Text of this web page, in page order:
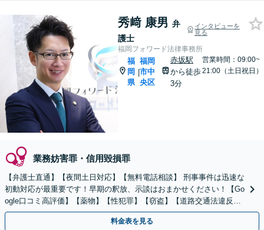
秀﨑 康男 弁
護士
インタビューを
見る
福岡フォワード法律事務所
福
岡
県
|
福岡
市中
央区
赤坂駅
から徒歩
3分
営業時間：09:00~
21:00（土日祝日）
業務妨害罪・信用毀損罪
【弁護士直通】【夜間土日対応】【無料電話相談】 刑事事件は迅速な
初動対応が最重要です！早期の釈放、示談はおまかせください！【Go
ogle口コミ高評価】【薬物】【性犯罪】【窃盗】【道路交通法違反】
示談、釈放、不起訴、全力で弁護します！！
料金表を見る